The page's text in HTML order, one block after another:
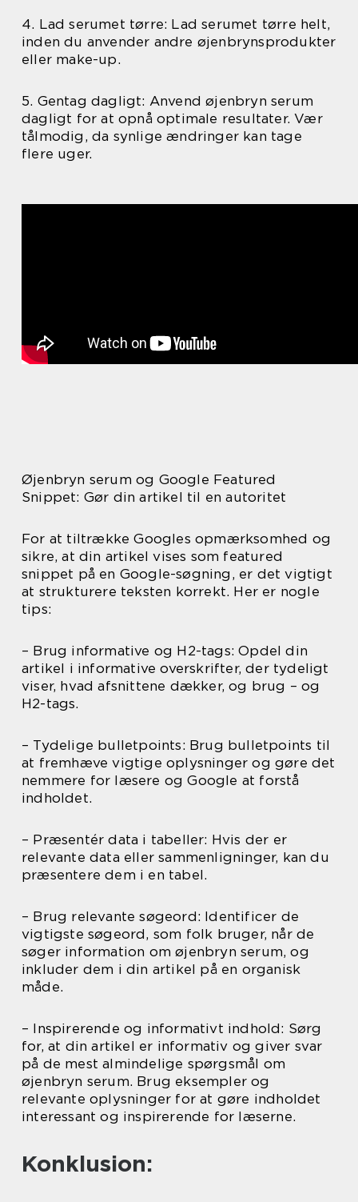
4. Lad serumet tørre: Lad serumet tørre helt,
inden du anvender andre øjenbrynsprodukter
eller make-up.
5. Gentag dagligt: Anvend øjenbryn serum
dagligt for at opnå optimale resultater. Vær
tålmodig, da synlige ændringer kan tage
flere uger.
Øjenbryn serum og Google Featured
Snippet: Gør din artikel til en autoritet
For at tiltrække Googles opmærksomhed og
sikre, at din artikel vises som featured
snippet på en Google-søgning, er det vigtigt
at strukturere teksten korrekt. Her er nogle
tips:
– Brug informative og H2-tags: Opdel din
artikel i informative overskrifter, der tydeligt
viser, hvad afsnittene dækker, og brug – og
H2-tags.
– Tydelige bulletpoints: Brug bulletpoints til
at fremhæve vigtige oplysninger og gøre det
nemmere for læsere og Google at forstå
indholdet.
– Præsentér data i tabeller: Hvis der er
relevante data eller sammenligninger, kan du
præsentere dem i en tabel.
– Brug relevante søgeord: Identificer de
vigtigste søgeord, som folk bruger, når de
søger information om øjenbryn serum, og
inkluder dem i din artikel på en organisk
måde.
– Inspirerende og informativt indhold: Sørg
for, at din artikel er informativ og giver svar
på de mest almindelige spørgsmål om
øjenbryn serum. Brug eksempler og
relevante oplysninger for at gøre indholdet
interessant og inspirerende for læserne.
Konklusion: